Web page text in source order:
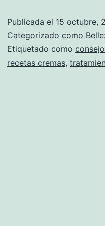
Publicada el 15 octubre,
Categorizado como
Etiquetado como
recetas cremas,